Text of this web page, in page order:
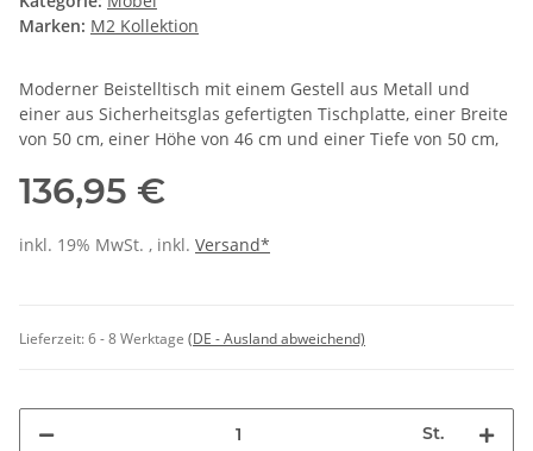
Marken: M2 Kollektion
Moderner Beistelltisch mit einem Gestell aus Metall und
einer aus Sicherheitsglas gefertigten Tischplatte, einer Breite
von 50 cm, einer Höhe von 46 cm und einer Tiefe von 50 cm,
136,95 €
inkl. 19% MwSt. , inkl. Versand*
Lieferzeit:6 - 8 Werktage (DE - Ausland abweichend)
St.